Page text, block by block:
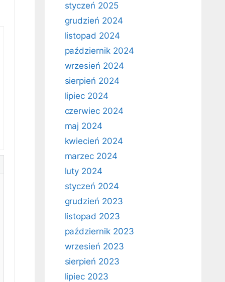
styczeń 2025
grudzień 2024
listopad 2024
październik 2024
wrzesień 2024
sierpień 2024
lipiec 2024
czerwiec 2024
maj 2024
kwiecień 2024
marzec 2024
luty 2024
styczeń 2024
grudzień 2023
listopad 2023
październik 2023
wrzesień 2023
sierpień 2023
lipiec 2023